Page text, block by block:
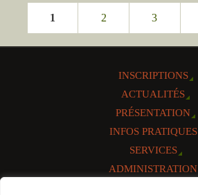
1 2 3
INSCRIPTIONS
ACTUALITÉS
PRÉSENTATION
INFOS PRATIQUES
SERVICES
ADMINISTRATION